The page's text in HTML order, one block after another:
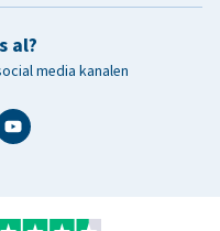
al?
media kanalen